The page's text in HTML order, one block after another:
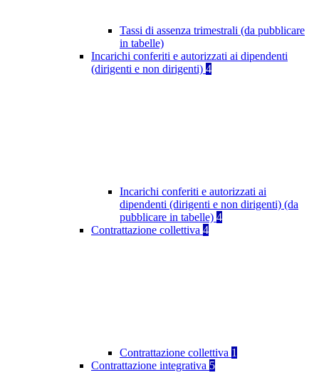
Tassi di assenza trimestrali (da pubblicare
in tabelle)
Incarichi conferiti e autorizzati ai dipendenti
(dirigenti e non dirigenti) 4
Incarichi conferiti e autorizzati ai
dipendenti (dirigenti e non dirigenti) (da
pubblicare in tabelle) 4
Contrattazione collettiva 4
Contrattazione collettiva 1
Contrattazione integrativa 5